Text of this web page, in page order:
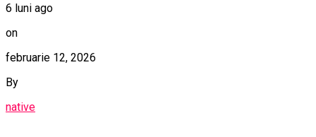
6 luni ago
on
februarie 12, 2026
By
native